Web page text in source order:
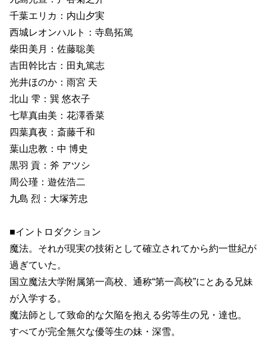
千葉エリカ：内山夕実
西城レオンハルト：寺島拓篤
柴田美月：佐藤聡美
吉田幹比古：田丸篤志
光井ほのか：雨宮 天
北山 雫：巽 悠衣子
七草真由美：花澤香菜
四葉真夜：斎藤千和
葉山忠教：中 博史
黒羽 貢：斧 アツシ
周公瑾：遊佐浩二
九島 烈：大塚芳忠
■イントロダクション
魔法。それが現実の技術として確立されてから約一世紀が
過ぎていた。
国立魔法大学附属第一高校、通称“第一高校”にとある兄妹
が入学する。
魔法師として致命的な欠陥を抱える劣等生の兄・達也。
すべてが完全無欠な優等生の妹・深雪。